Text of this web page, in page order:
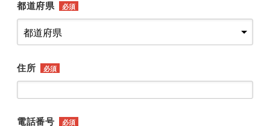
都道府県 必須
住所 必須
電話番号 必須